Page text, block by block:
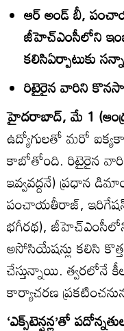
ఆర్‌ అండ్‌ బీ,
జీహెచ్‌ఎంసీలోని
కలిసిఏర్పాటుకు
రిటైరైన వారిని
హైదరాబాద్‌, మే 1
ఉద్యోగులతో మరో
కాబోతోంది. రిటైరైన
ఇవ్వవద్దనే) ప్రధాన
పంచాయతీరాజ్‌,
భగీరథ),
అసోసియేషన్లు కలిసి
చేస్తున్నాయి. త్వరలోనే
కార్యాచరణ
‘ఎక్స్‌టెన్షన్ల’తో